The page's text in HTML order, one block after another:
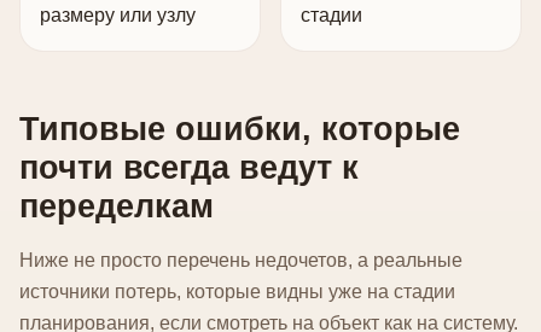
размеру или узлу
стадии
Типовые ошибки, которые
почти всегда ведут к
переделкам
Ниже не просто перечень недочетов, а реальные
источники потерь, которые видны уже на стадии
планирования, если смотреть на объект как на систему.